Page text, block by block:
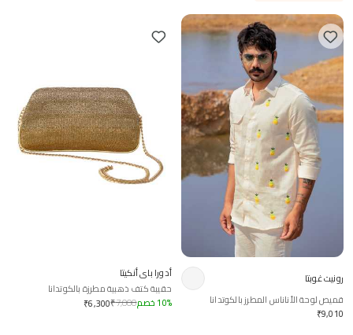
رونيت غوبتا
قميص لوحة الأناناس المطرز بالكوتدانا
₹9,010
أدورا باي أنكيتا
حقيبة كتف ذهبية مطرزة بالكوتدانا
₹6,300₹7,000 10% خصم